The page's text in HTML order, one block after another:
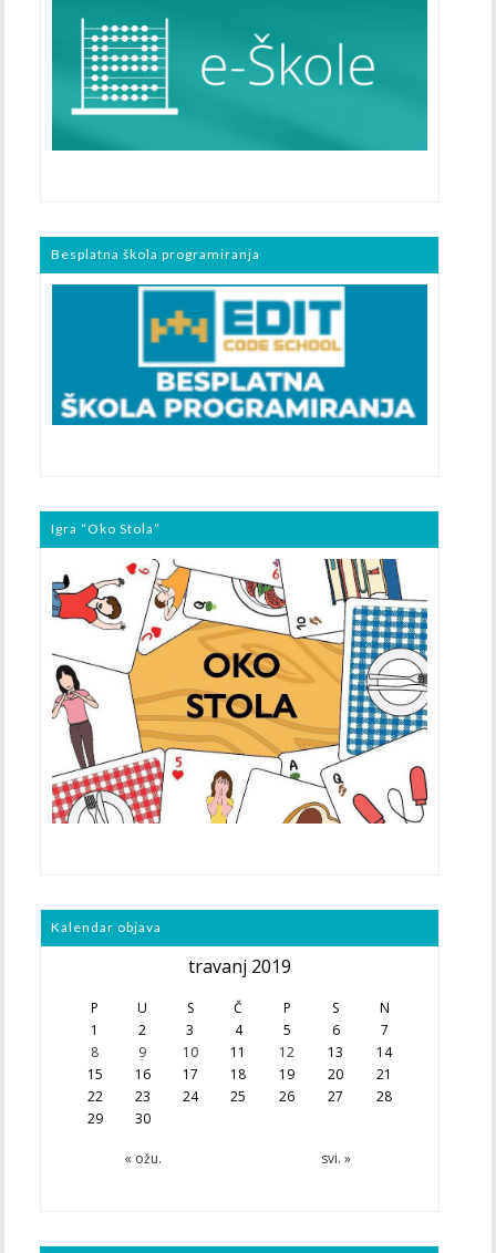
Besplatna škola programiranja
Igra “Oko Stola”
Kalendar objava
travanj 2019
P U S Č P S N
« ožu. svi. »
1 2 3 4 5 6
7
8
9 10 11 12 13
14
15
16 17 18 19 20
21
22
23 24 25 26 27
28
29
30